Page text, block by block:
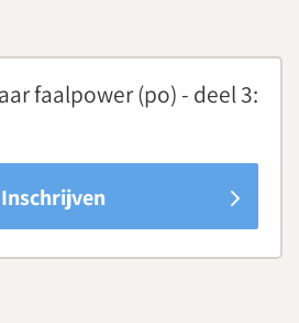
faalpower (po) - deel 3:
Inschrijven